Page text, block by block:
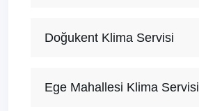
Doğukent Klima Servisi
Ege Mahallesi Klima Servisi